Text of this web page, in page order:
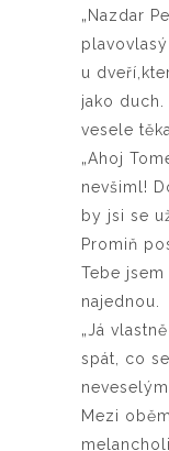
„Nazdar
u
jako
vesele
„Ahoj
nevšiml!
by jsi se
Promiň
Tebe jsem
najednou.
„Já
spát, co
Mezi